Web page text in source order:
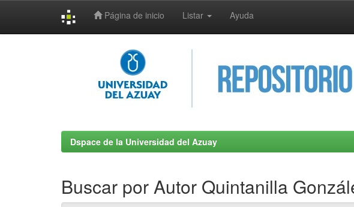
Página de inicio Listar Ayuda
Dspace de la Universidad del Azuay
Buscar por Autor Quintanilla